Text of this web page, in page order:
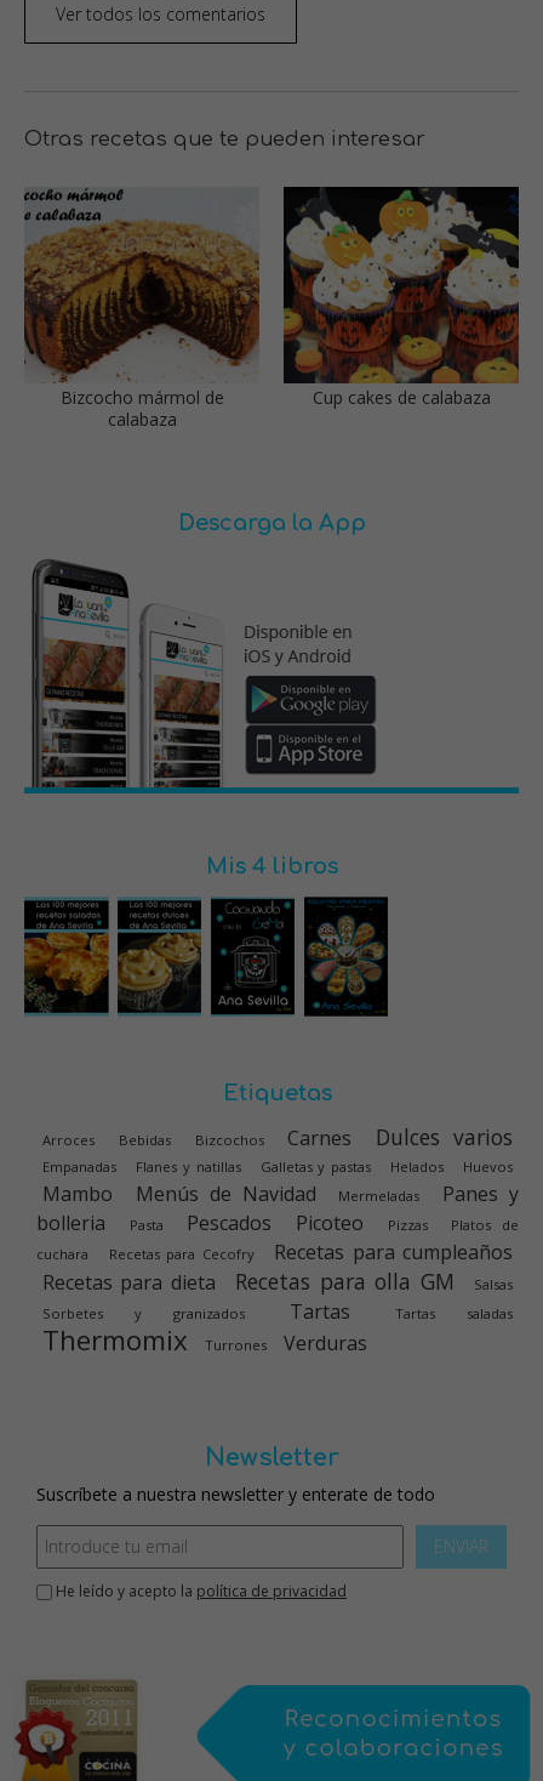
Ver todos los comentarios
Otras recetas que te pueden interesar
Bizcocho mármol de
calabaza
Cup cakes de calabaza
Descarga la App
Mis 4 libros
Etiquetas
Arroces Bebidas Bizcochos Carnes Dulces varios
Empanadas Flanes y natillas Galletas y pastas Helados Huevos
Mambo Menús de Navidad Mermeladas
Panes y
bolleria
Pasta Pescados Picoteo Pizzas
Platos de
cuchara
Recetas para Cecofry
Recetas para cumpleaños
Recetas para dieta
Recetas para olla GM
Salsas
Sorbetes y granizados
Tartas Tartas saladas
Thermomix Turrones Verduras
Newsletter
Suscríbete a nuestra newsletter y enterate de todo
ENVIAR
He leído y acepto la política de privacidad